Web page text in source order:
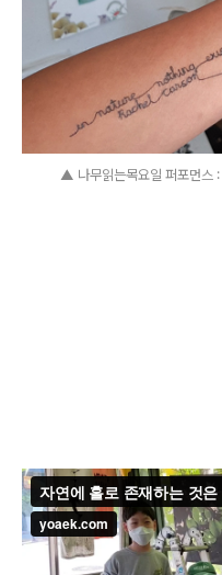
▲ 나무읽는목요일 퍼포먼